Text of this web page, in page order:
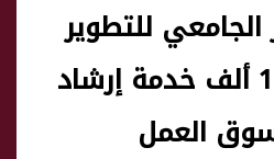
الجامعي للتطوير
المهني قدم 160 ألف خدمة إرشاد
العمل